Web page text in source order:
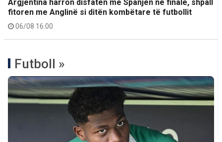
Argjentina harron disfatën me Spanjën në finale, shpall
fitoren me Anglinë si ditën kombëtare të futbollit
06/08 16:00
Futboll »